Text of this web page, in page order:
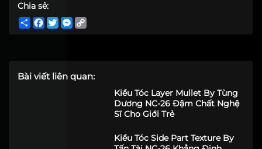
Chia sẻ:
ShareFacebook
TwitterMessenger
Bài viết liên quan:
Kiểu Tóc Layer Mullet By Tùng
Dương NC-26 Đậm Chất Nghệ
Sĩ Cho Giới Trẻ